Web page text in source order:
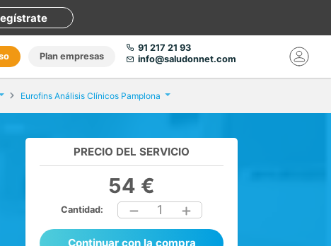
Plan empresas
91 217 21 93
info@saludonnet.com
Eurofins Análisis Clínicos Pamplona
PRECIO DEL SERVICIO
54 €
Cantidad: 1
Continuar con la compra